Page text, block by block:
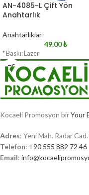
AN-4085-L Çift Yön
Anahtarlık
Anahtarlıklar
49.00₺
* Baskı: Lazer
Kocaeli Promosyon birYour
Adres: Yeni Mah. Radar
Telefon: +90 555 882 72 46
Email: